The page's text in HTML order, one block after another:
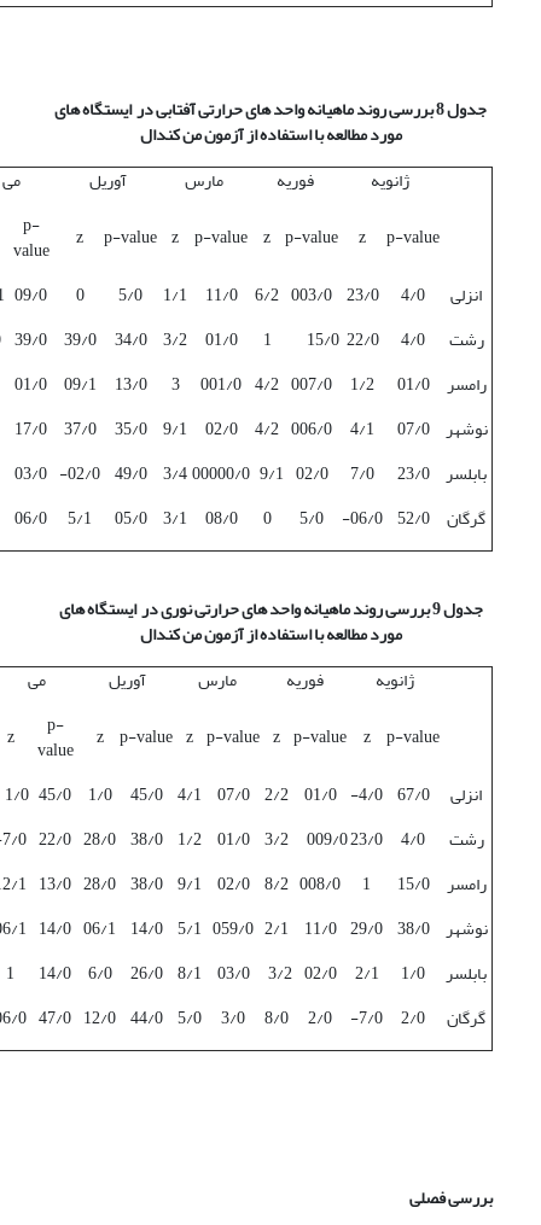
جدول 8 بررسی روند ماهیانه واحد های حرارتی آفتابی در ایستگاه های
مورد مطالعه با استفاده از آزمون من کندال
ژانویه
فوریه مارس آوریل
می
p-value
z
p-value
z
p-value
z
p-value
z
p-
value
انزلی
4/0
23/0
003/0
6/2
11/0
1/1
5/0
0
09/0
رشت
4/0
22/0
15/0
1
01/0
3/2
34/0
39/0
39/0
رامسر 01/0
1/2
007/0
4/2
001/0
3
13/0
09/1
01/0
نوشهر 07/0
4/1
006/0
4/2
02/0
9/1
35/0
37/0
17/0
بابلسر 23/0
7/0
02/0
9/1
00000/0
3/4
49/0
02/0-
03/0
گرگان 52/0
06/0-
5/0
0
08/0
3/1
05/0
5/1
06/0
جدول 9 بررسی روند ماهیانه واحد های حرارتی نوری در ایستگاه های
مورد مطالعه با استفاده از آزمون من کندال
ژانویه
فوریه مارس آوریل
می
p-value
z
p-value
z
p-value
z
p-value
z
p-
value
z
انزلی
67/0
4/0-
01/0
2/2
07/0
4/1
45/0
1/0
45/0
1/0
رشت
4/0
23/0
009/0
3/2
01/0
1/2
38/0
28/0
22/0
7/0-
رامسر 15/0
1
008/0
8/2
02/0
9/1
38/0
28/0
13/0
1
نوشهر 38/0
29/0
11/0
2/1
059/0
5/1
14/0
06/1
14/0
1
بابلسر
1/0
2/1
02/0
3/2
03/0
8/1
26/0
6/0
14/0
1
گرگان
2/0
7/0-
2/0
8/0
3/0
5/0
44/0
12/0
47/0
0
بررسی فصلی